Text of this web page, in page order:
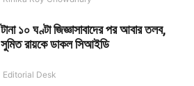
টানা ১০ ঘণ্টা জিজ্ঞাসাবাদের পর আবার তলব,
সুমিত রায়কে ডাকল সিআইডি
Editorial Desk